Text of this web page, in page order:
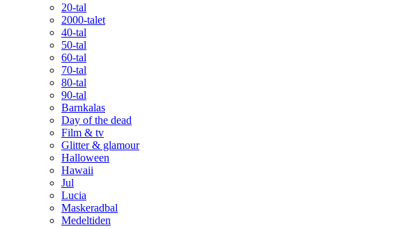
20-tal
2000-talet
40-tal
50-tal
60-tal
70-tal
80-tal
90-tal
Barnkalas
Day of the dead
Film & tv
Glitter & glamour
Halloween
Hawaii
Jul
Lucia
Maskeradbal
Medeltiden